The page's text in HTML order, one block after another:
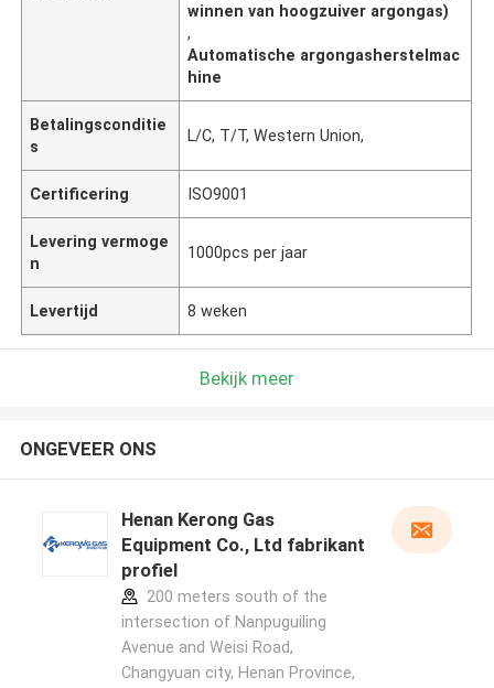
winnen van hoogzuiver argongas)
,
Automatische argongasherstelmac
hine
Betalingsconditie
s
L/C, T/T, Western Union,
Certificering ISO9001
Levering vermoge
n
1000pcs per jaar
Levertijd 8 weken
Bekijk meer
ONGEVEER ONS
Henan Kerong Gas
Equipment Co., Ltd fabrikant
profiel
200 meters south of the
intersection of Nanpuguiling
Avenue and Weisi Road,
Changyuan city, Henan Province,